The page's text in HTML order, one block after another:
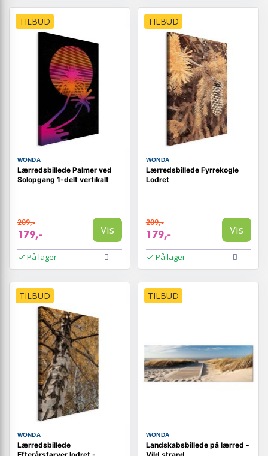
TILBUD
WONDA
Lærredsbillede Palmer ved
Solopgang 1-delt vertikalt
209,-
179,- Vis
På lager
TILBUD
WONDA
Lærredsbillede Fyrrekogle
Lodret
209,-
179,- Vis
På lager
TILBUD
WONDA
Lærredsbillede
TILBUD
WONDA
Landskabsbillede på lærred -